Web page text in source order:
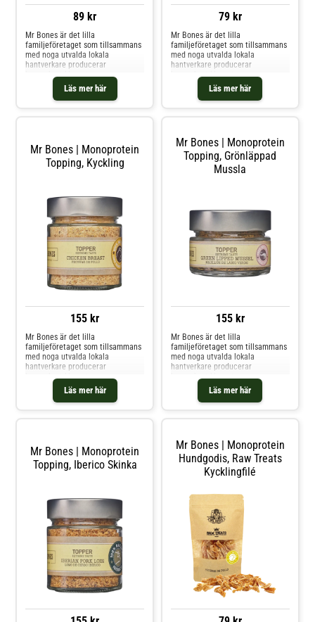
89 kr
Läs mer här
Mr Bones är det lilla
familjeföretaget som tillsammans
med noga utvalda lokala
hantverkare producerar
hundgodis!Nästan alla råvaror
kommer från gårdar belägna i
Salamanca och i norra
produk
79 kr
Läs mer här
Mr Bones är det lilla
familjeföretaget som tillsammans
med noga utvalda lokala
hantverkare producerar
hundgodis!Nästan alla råvaror
kommer från gårdar belägna i
Salamanca och i norra
produk
Mr Bones | Monoprotein
Topping, Kyckling
155 kr
Läs mer här
Mr Bones är det lilla
familjeföretaget som tillsammans
med noga utvalda lokala
hantverkare producerar
humankost klassat
hundgodis!Nästan alla råvaror
kommer från gårdar belägna i
Salamanca och i norra
produk
Mr Bones | Monoprotein
Topping, Grönläppad
Mussla
155 kr
Läs mer här
Mr Bones är det lilla
familjeföretaget som tillsammans
med noga utvalda lokala
hantverkare producerar
humankost klassat
hundgodis!Nästan alla råvaror
kommer från gårdar belägna i
Salamanca och i norra
produk
Mr Bones | Monoprotein
Topping, Iberico Skinka
Mr Bones | Monoprotein
Hundgodis, Raw Treats
Kycklingfilé